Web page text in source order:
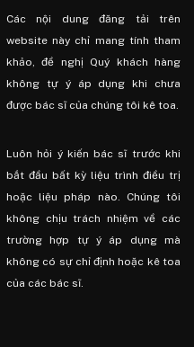
Các nội dung đăng tải trên
website này chỉ mang tính tham
khảo, đề nghị Quý khách hàng
không tự ý áp dụng khi chưa
được bác sĩ của chúng tôi kê toa.
Luôn hỏi ý kiến ​​bác sĩ trước khi
bắt đầu bất kỳ liệu trình điều trị
hoặc liệu pháp nào. Chúng tôi
không chịu trách nhiệm về các
trường hợp tự ý áp dụng mà
không có sự chỉ định hoặc kê toa
của các bác sĩ.